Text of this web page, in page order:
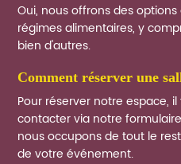
Oui, nous offrons des
régimes alimentaires, y
bien d'autres.
comment réserver une
Pour réserver notre espace,
contacter via notre
nous occupons de tout le
de votre événement.